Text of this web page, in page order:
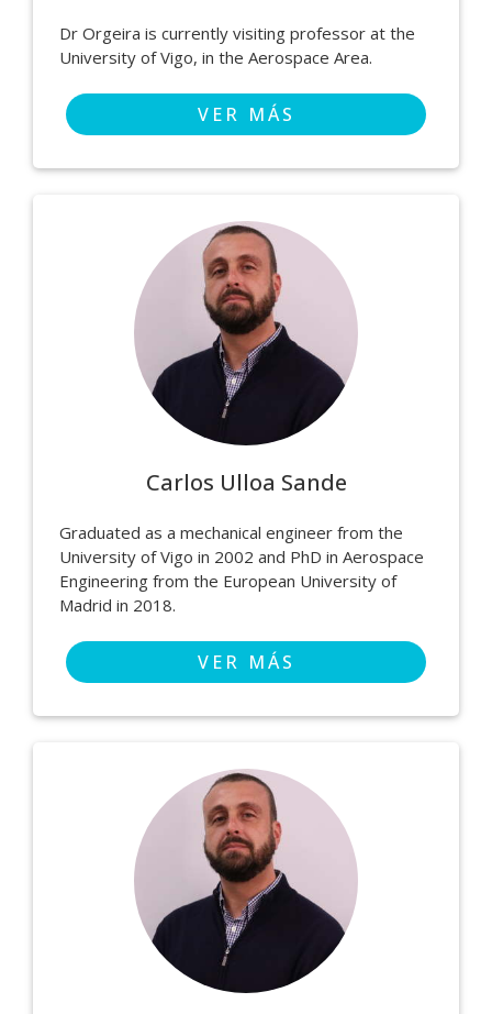
Dr Orgeira is currently visiting professor at the
University of Vigo, in the Aerospace Area.
VER MÁS
Carlos Ulloa Sande
Graduated as a mechanical engineer from the
University of Vigo in 2002 and PhD in Aerospace
Engineering from the European University of
Madrid in 2018.
VER MÁS